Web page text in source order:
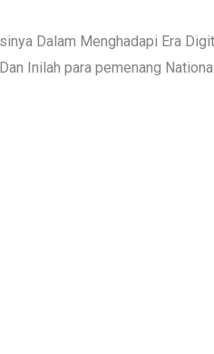
Dalam Menghadapi Era
Inilah para pemenang